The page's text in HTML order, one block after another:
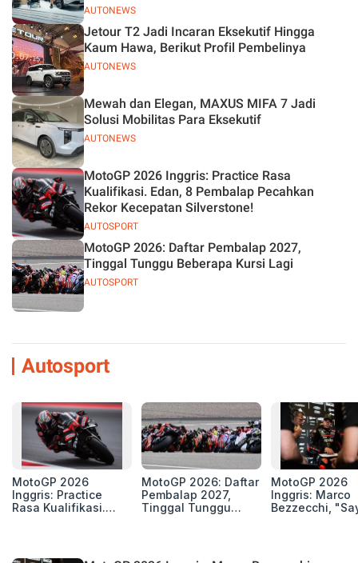
AUTONEWS
AUTONEWS
Jetour T2 Jadi Incaran Eksekutif Hingga
Kaum Hawa, Berikut Profil Pembelinya
AUTONEWS
Mewah dan Elegan, MAXUS MIFA 7 Jadi
Solusi Mobilitas Para Eksekutif
AUTOSPORT
MotoGP 2026 Inggris: Practice Rasa
Kualifikasi. Edan, 8 Pembalap Pecahkan
Rekor Kecepatan Silverstone!
AUTOSPORT
MotoGP 2026: Daftar Pembalap 2027,
Tinggal Tunggu Beberapa Kursi Lagi
Autosport
MotoGP 2026
Inggris: Practice
Rasa Kualifikasi.
Silverstone!
MotoGP 2026: Daftar
Pembalap 2027,
Tinggal Tunggu
MotoGP 2026
Inggris: Marco
Bezzecchi,